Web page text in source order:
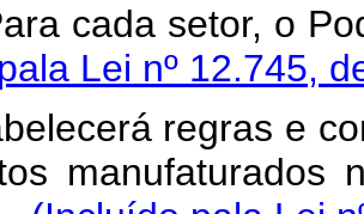
cada
Lei nº 12.745,
regras e